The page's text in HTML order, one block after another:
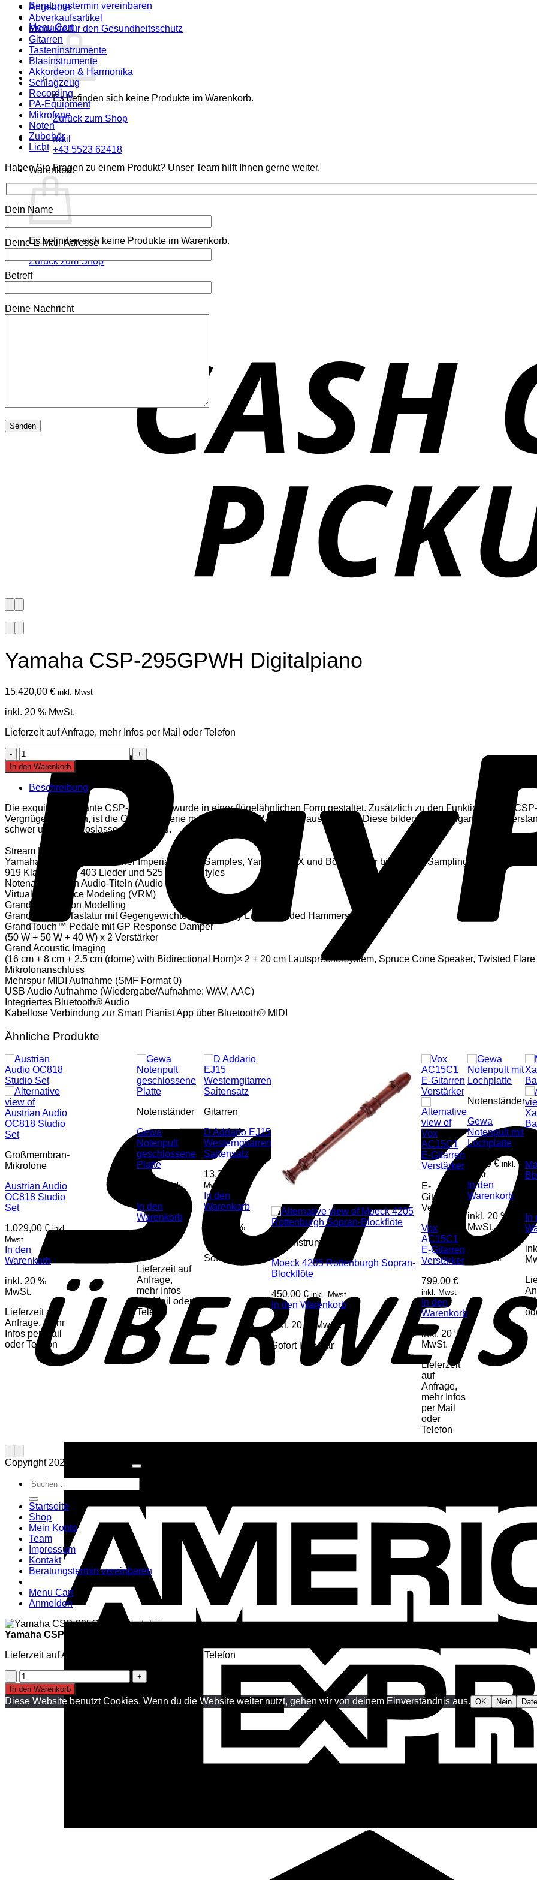
Beratungstermin vereinbaren
Menu Cart
Es befinden sich keine Produkte im Warenkorb.
Zurück zum Shop
mail
+43 5523 62418
Warenkorb
Es befinden sich keine Produkte im Warenkorb.
Zurück zum Shop
Angebote
Abverkaufsartikel
Produkte für den Gesundheitsschutz
Gitarren
Tasteninstrumente
Blasinstrumente
Akkordeon & Harmonika
Schlagzeug
Recording
PA-Equipment
Mikrofone
Noten
Zubehör
Licht
Haben Sie Fragen zu einem Produkt? Unser Team hilft Ihnen gerne weiter.
Dein Name
Deine E-Mail-Adresse
Betreff
Deine Nachricht
Yamaha CSP-295GPWH Digitalpiano
15.420,00 € inkl. Mwst
inkl. 20 % MwSt.
Lieferzeit auf Anfrage, mehr Infos per Mail oder Telefon
Yamaha
CSP-
295GPWH
Digitalpiano
Menge
In den Warenkorb
Beschreibung
Die exquisite, elegante CSP-200-Serie wurde in einer flügelähnlichen Form gestaltet. Zusätzlich zu den Funktionen des
Vergnügen machen, ist die CSP-200-Serie mit GrandTouch™-Pedalen ausgestattet. Diese bilden den einzigartigen
schwer und beim Loslassen leicht sind.
Stream Lights
Yamaha CFX und Bösendorfer Imperial Flügel-Samples, Yamaha CFX und Bösendorfer binaurales Sampling
919 Klangfarben, 403 Lieder und 525 Begleit-Styles
Notenansicht von Audio-Titeln (Audio to Score)
Virtual Resonance Modeling (VRM)
Grand Expression Modelling
GrandTouch™ Tastatur mit Gegengewichten und 88-key Linear Graded Hammers
GrandTouch™ Pedale mit GP Response Damper
(50 W + 50 W + 40 W) x 2 Verstärker
Grand Acoustic Imaging
(16 cm + 8 cm + 2.5 cm (dome) with Bidirectional Horn)× 2 + 20 cm Lautsprechersystem, Spruce Cone Speaker, Twisted Flare
Mikrofonanschluss
Mehrspur MIDI Aufnahme (SMF Format 0)
USB Audio Aufnahme (Wiedergabe/Aufnahme: WAV, AAC)
Integriertes Bluetooth® Audio
Kabellose Verbindung zur Smart Pianist App über Bluetooth® MIDI
Ähnliche Produkte
Großmembran-
Mikrofone
Austrian Audio
OC818 Studio
Set
1.029,00 € inkl.
Mwst
In den
Warenkorb
inkl. 20 %
MwSt.
Lieferzeit auf
Anfrage, mehr
Infos per Mail
oder Telefon
Notenständer
Gewa
Notenpult
geschlossene
Platte
€ inkl.
In den
Warenkorb
Lieferzeit auf
Anfrage,
mehr Infos
per Mail oder
Telefon
Gitarren
D Addario EJ15
Westerngitarren
Saitensatz
13,30
Mwst
In den
Warenkorb
inkl. 20 %
MwSt.
Sofort lieferbar
Blasinstrumente
Moeck 4205 Rottenburgh Sopran-
Blockflöte
450,00 € inkl. Mwst
In den Warenkorb
inkl. 20 % MwSt.
Sofort lieferbar
E-
Gitarren-
Verstärker
Vox
AC15C1
E-Gitarren
Verstärker
799,00 €
inkl. Mwst
In den
Warenkorb
inkl. 20 %
MwSt.
Lieferzeit
auf
Anfrage,
mehr Infos
per Mail
oder
Telefon
Notenständer
Gewa
Notenpult mit
Lochplatte
40,60€ inkl.
Mwst
In den
Warenkorb
inkl. 20 %
MwSt.
lieferbar
In
Copyright 2026 ©
Suchen
nach:
Startseite
Shop
Mein Konto
Team
Impressum
Kontakt
Beratungstermin vereinbaren
Menu Cart
Anmelden
Yamaha CSP-295GPWH Digitalpiano
Lieferzeit auf Anfrage, mehr Infos per Mail oder Telefon
Yamaha
CSP-
295GPWH
Digitalpiano
In den Warenkorb
Diese Website benutzt Cookies. Wenn du die Website weiter nutzt, gehen wir von deinem Einverständnis aus. OK Nein